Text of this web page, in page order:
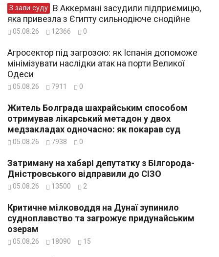
З зали суду
яка привезла з Єгипту сильнодіюче снодійне
05.08.26 12366 0
Агросектор під загрозою: як Іспанія допоможе
мінімізувати наслідки атак на порти Великої
Одеси
05.08.26 7911 0
Житель Болграда шахрайським способом
отримував лікарський метадон у двох
медзакладах одночасно: як покарав суд
05.08.26 7938 0
Затриману на хабарі депутатку з Білгорода-
Дністровського відправили до СІЗО
05.08.26 13500 2
Критичне мілководдя на Дунаї зупинило
судноплавство та загрожує придунайським
озерам
05.08.26 18090 15